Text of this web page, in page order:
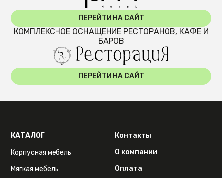
ПЕРЕЙТИ НА САЙТ
КОМПЛЕКСНОЕ ОСНАЩЕНИЕ РЕСТОРАНОВ, КАФЕ И
БАРОВ
ПЕРЕЙТИ НА САЙТ
КАТАЛОГ
Корпусная мебель
Мягкая мебель
Контакты
О компании
Оплата